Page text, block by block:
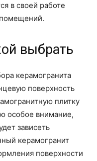
в своей работе
выбрать
керамогранита
поверхность
плитку
особое внимание,
зависеть
керамогранит
поверхности